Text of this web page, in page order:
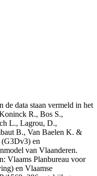
de data staan vermeld in het
R., Bos S.,
L., Lagrou, D.,
B., Van Baelen K. &
(G3Dv3) en
van Vlaanderen.
Vlaams Planbureau voor
en Vlaamse